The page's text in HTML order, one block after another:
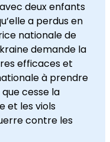
deux enfants
a perdus en
nationale de
demande la
efficaces et
à prendre
cesse la
et les viols
contre les